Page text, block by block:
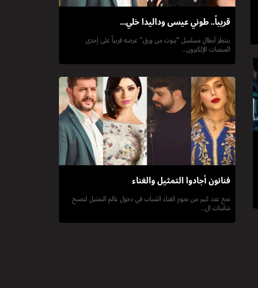
قريباً.. طوني عيسى وداليدا خلي...
ينتظر أبطال مسلسل "بيوت من ورق" عرضه قريباً على إحدى
المنصات الإلكترون...
فنانون أجادوا التمثيل والغناء
نجح عدد كبير من نجوم الغناء الشباب في دخول عالم التمثيل لتصبح
شاشات ال...